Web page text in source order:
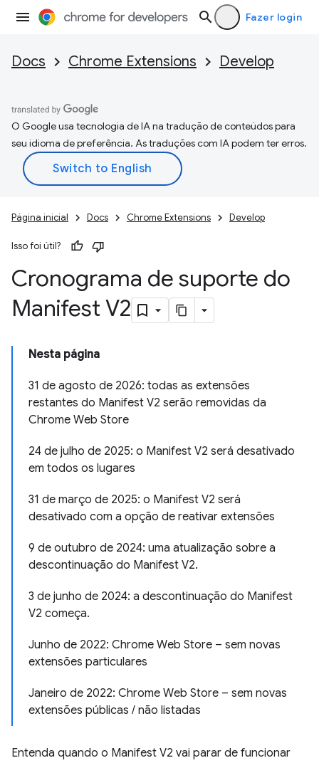
Fazer login
Docs Chrome Extensions Develop
O Google usa tecnologia de IA na tradução de conteúdos para
seu idioma de preferência. As traduções com IA podem ter erros.
Página inicial Docs Chrome Extensions Develop
Isso foi útil?
Cronograma de suporte do
Manifest V2
Nesta página
31 de agosto de 2026: todas as extensões
restantes do Manifest V2 serão removidas da
Chrome Web Store
24 de julho de 2025: o Manifest V2 será desativado
em todos os lugares
31 de março de 2025: o Manifest V2 será
desativado com a opção de reativar extensões
9 de outubro de 2024: uma atualização sobre a
descontinuação do Manifest V2.
3 de junho de 2024: a descontinuação do Manifest
V2 começa.
Junho de 2022: Chrome Web Store – sem novas
extensões particulares
Janeiro de 2022: Chrome Web Store – sem novas
extensões públicas / não listadas
Entenda quando o Manifest V2 vai parar de funcionar